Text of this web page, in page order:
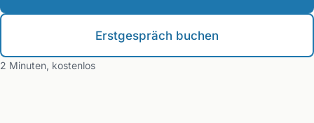
Erstgespräch buchen
2 Minuten, kostenlos